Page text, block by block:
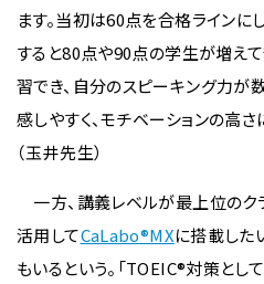
ます。当初は60点を合格ラインに
すると80点や90点の学生が増え
習でき、自分のスピーキング力が
感しやすく、モチベーションの高さ
（玉井先生）
一方、講義レベルが最上位のク
活用してCaLabo®MXに搭載した
もいるという。「TOEIC®対策とし